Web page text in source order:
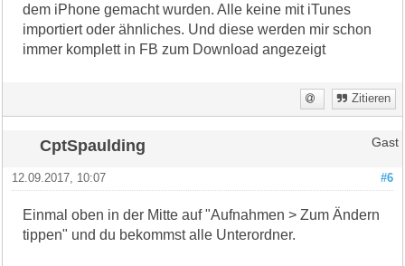
dem iPhone gemacht wurden. Alle keine mit iTunes
importiert oder ähnliches. Und diese werden mir schon
immer komplett in FB zum Download angezeigt
Zitieren
CptSpaulding Gast
#6
12.09.2017, 10:07
Einmal oben in der Mitte auf "Aufnahmen > Zum Ändern
tippen" und du bekommst alle Unterordner.